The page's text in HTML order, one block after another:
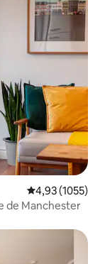
Classificação
4,93 (1055)
de Manchester